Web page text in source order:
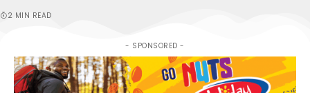
2 MIN READ
- SPONSORED -